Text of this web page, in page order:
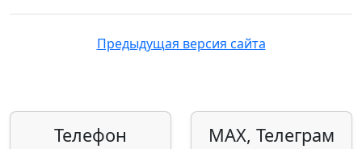
Предыдущая версия сайта
Телефон MAX, Телеграм